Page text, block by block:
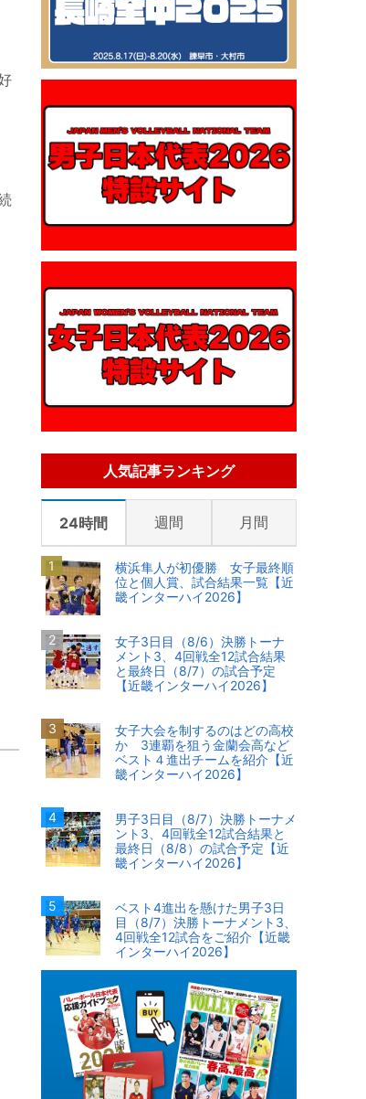
人気記事ランキング
24時間 週間 月間
横浜隼人が初優勝 女子最終順
位と個人賞、試合結果一覧【近
畿インターハイ2026】
女子3日目（8/6）決勝トーナ
メント3、4回戦全12試合結果
と最終日（8/7）の試合予定
【近畿インターハイ2026】
女子大会を制するのはどの高校
か 3連覇を狙う金蘭会高など
ベスト４進出チームを紹介【近
畿インターハイ2026】
男子3日目（8/7）決勝トーナメ
ント3、4回戦全12試合結果と
最終日（8/8）の試合予定【近
畿インターハイ2026】
ベスト4進出を懸けた男子3日
目（8/7）決勝トーナメント3、
4回戦全12試合をご紹介【近畿
インターハイ2026】